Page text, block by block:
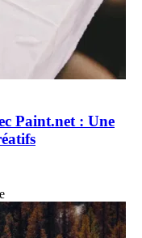
Paint.net : Une